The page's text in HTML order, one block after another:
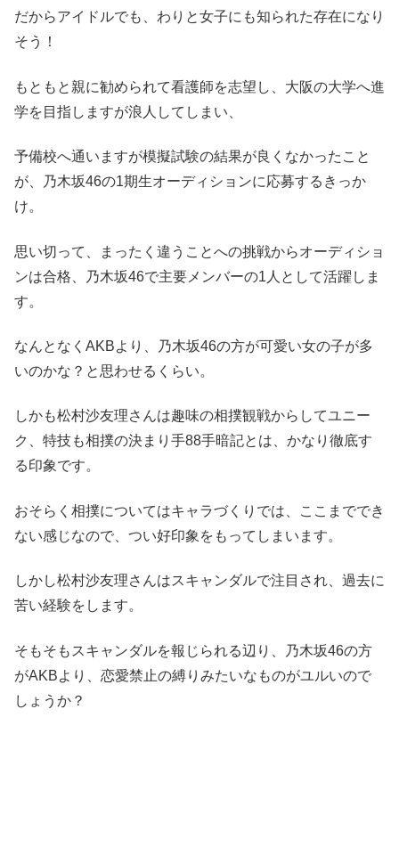
だからアイドルでも、わりと女子にも知られた存在になり
そう！
もともと親に勧められて看護師を志望し、大阪の大学へ進
学を目指しますが浪人してしまい、
予備校へ通いますが模擬試験の結果が良くなかったこと
が、乃木坂46の1期生オーディションに応募するきっか
け。
思い切って、まったく違うことへの挑戦からオーディショ
ンは合格、乃木坂46で主要メンバーの1人として活躍しま
す。
なんとなくAKBより、乃木坂46の方が可愛い女の子が多
いのかな？と思わせるくらい。
しかも松村沙友理さんは趣味の相撲観戦からしてユニー
ク、特技も相撲の決まり手88手暗記とは、かなり徹底す
る印象です。
おそらく相撲についてはキャラづくりでは、ここまででき
ない感じなので、つい好印象をもってしまいます。
しかし松村沙友理さんはスキャンダルで注目され、過去に
苦い経験をします。
そもそもスキャンダルを報じられる辺り、乃木坂46の方
がAKBより、恋愛禁止の縛りみたいなものがユルいので
しょうか？